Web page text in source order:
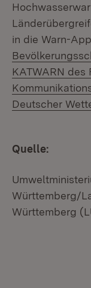
in die Warn-
KATWARN
Deutscher
Quelle:
Württemberg/
Württemberg